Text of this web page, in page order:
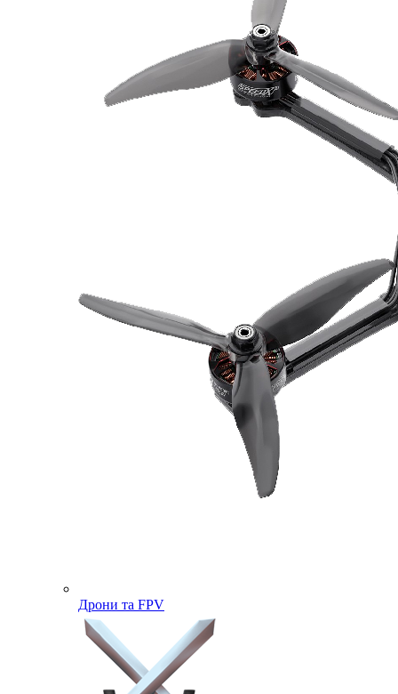
Дрони та FPV